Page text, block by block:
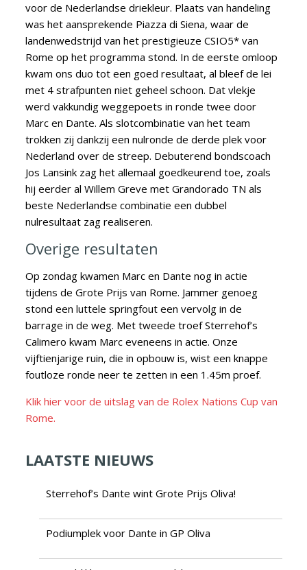
voor de Nederlandse driekleur. Plaats van handeling
was het aansprekende Piazza di Siena, waar de
landenwedstrijd van het prestigieuze CSIO5* van
Rome op het programma stond. In de eerste omloop
kwam ons duo tot een goed resultaat, al bleef de lei
met 4 strafpunten niet geheel schoon. Dat vlekje
werd vakkundig weggepoets in ronde twee door
Marc en Dante. Als slotcombinatie van het team
trokken zij dankzij een nulronde de derde plek voor
Nederland over de streep. Debuterend bondscoach
Jos Lansink zag het allemaal goedkeurend toe, zoals
hij eerder al Willem Greve met Grandorado TN als
beste Nederlandse combinatie een dubbel
nulresultaat zag realiseren.
Overige resultaten
Op zondag kwamen Marc en Dante nog in actie
tijdens de Grote Prijs van Rome. Jammer genoeg
stond een luttele springfout een vervolg in de
barrage in de weg. Met tweede troef Sterrehof’s
Calimero kwam Marc eveneens in actie. Onze
vijftienjarige ruin, die in opbouw is, wist een knappe
foutloze ronde neer te zetten in een 1.45m proef.
Klik hier voor de uitslag van de Rolex Nations Cup van
Rome.
LAATSTE NIEUWS
Sterrehof’s Dante wint Grote Prijs Oliva!
Podiumplek voor Dante in GP Oliva